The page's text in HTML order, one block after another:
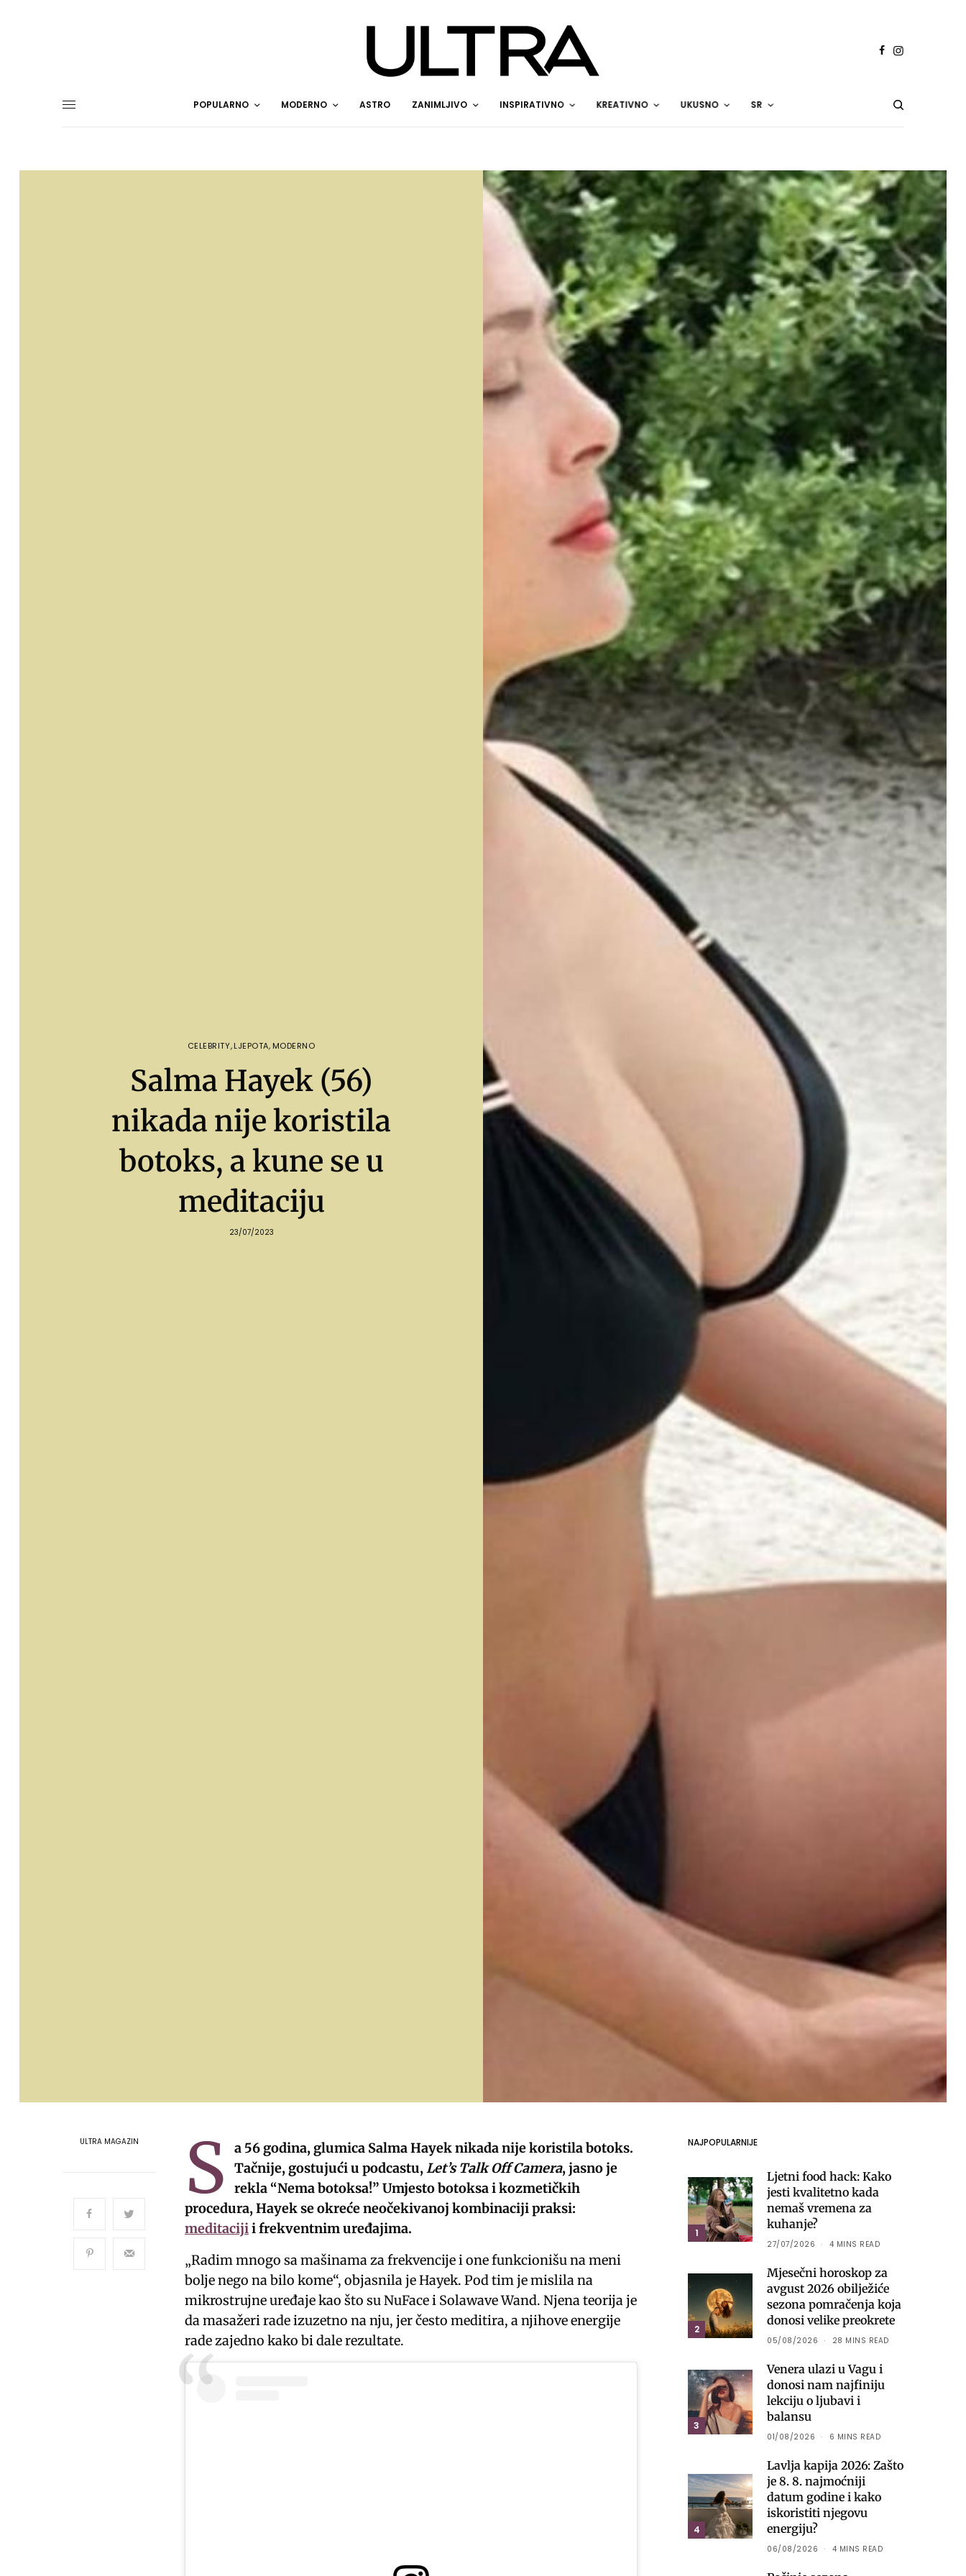
POPULARNO MODERNO ASTRO ZANIMLJIVO INSPIRATIVNO KREATIVNO UKUSNO SR
CELEBRITY,LJEPOTA, MODERNO
Salma Hayek (56)
nikada nije koristila
botoks, a kune se u
meditaciju
23/07/2023
ULTRA MAGAZIN S
a 56 godina, glumica Salma Hayek nikada nije koristila botoks.
Tačnije, gostujući u podcastu,Let’s Talk Off Camera, jasno je
rekla “Nema botoksa!” Umjesto botoksa i kozmetičkih
procedura, Hayek se okreće neočekivanoj kombinaciji praksi:
meditacijii frekventnim uređajima.
„Radim mnogo sa mašinama za frekvencije i one funkcionišu na meni
bolje nego na bilo kome“, objasnila je Hayek. Pod tim je mislila na
mikrostrujne uređaje kao što su NuFace i Solawave Wand. Njena teorija je
da masažeri rade izuzetno na nju, jer često meditira, a njihove energije
rade zajedno kako bi dale rezultate.
NAJPOPULARNIJE
1
Ljetni food hack: Kako
jesti kvalitetno kada
nemaš vremena za
kuhanje?
27/07/2026 4 MINS READ
2
Mjesečni horoskop za
avgust 2026 obilježiće
sezona pomračenja koja
donosi velike preokrete
05/08/2026 28 MINS READ
3
Venera ulazi u Vagu i
donosi nam najfiniju
lekciju o ljubavi i
balansu
01/08/2026 6 MINS READ
4
Lavlja kapija 2026: Zašto
je 8. 8. najmoćniji
datum godine i kako
iskoristiti njegovu
energiju?
06/08/2026 4 MINS READ